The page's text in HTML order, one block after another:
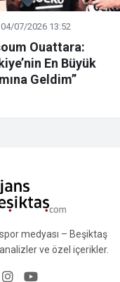
04/07/2026 13:52
Ouattara:
En Büyük
Geldim”
spor medyası – Beşiktaş
ve özel içerikler.